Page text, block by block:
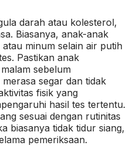
darah atau kolesterol,
Biasanya, anak-anak
minum selain air putih
Pastikan anak
sebelum
segar dan tidak
fisik yang
hasil tes tertentu.
sesuai dengan rutinitas
biasanya tidak tidur siang,
pemeriksaan.